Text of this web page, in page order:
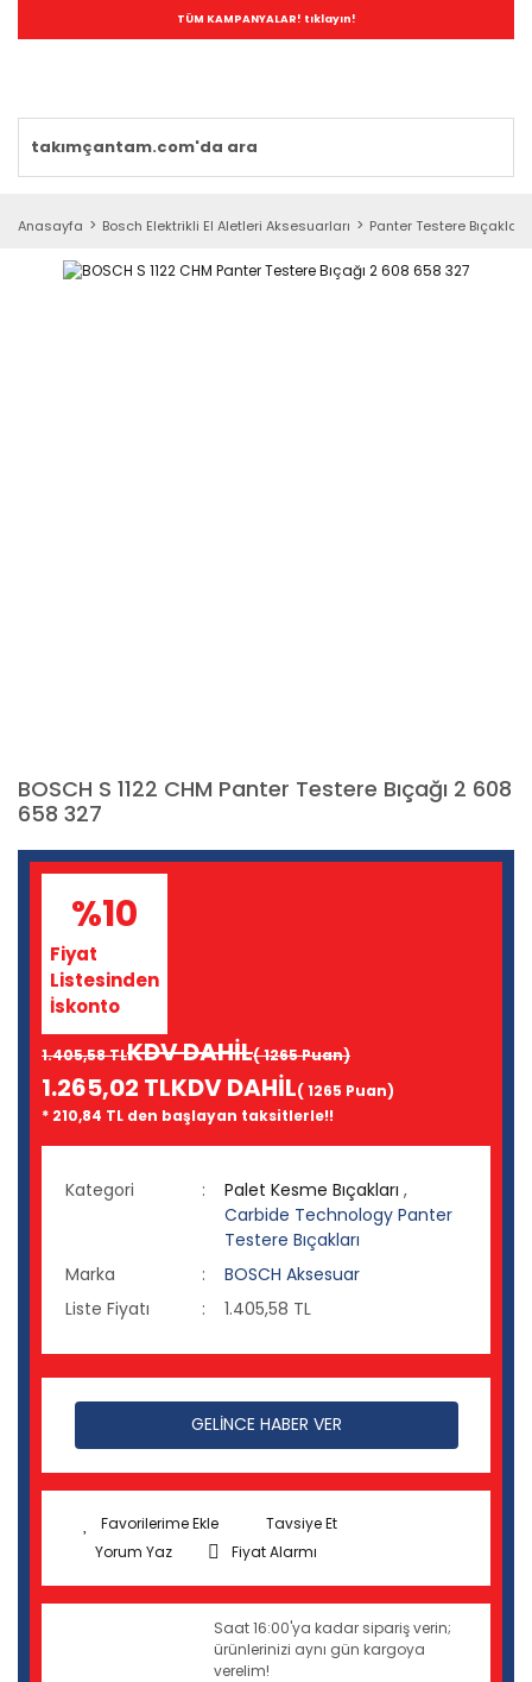
TÜM KAMPANYALAR! tıklayın!
Anasayfa Bosch Elektrikli El Aletleri Aksesuarları Panter Testere Bıçakları
BOSCH S 1122 CHM Panter Testere Bıçağı 2 608
658 327
%10
Fiyat
Listesinden
İskonto
1.405,58 TLKDV DAHİL( 1265 Puan)
1.265,02 TLKDV DAHİL( 1265 Puan)
* 210,84 TL den başlayan taksitlerle!!
Kategori Palet Kesme Bıçakları ,
Carbide Technology Panter
Testere Bıçakları
Marka
BOSCH Aksesuar
Liste Fiyatı
1.405,58 TL
GELİNCE HABER VER
Tavsiye Et
Yorum Yaz
Fiyat Alarmı
Saat 16:00'ya kadar sipariş verin;
ürünlerinizi aynı gün kargoya
verelim!